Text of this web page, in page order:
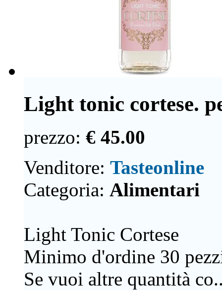
Light tonic cortese.
prezzo: € 45.00
Venditore: Tasteonline
Categoria: Alimentari
Light Tonic Cortese
Minimo d'ordine 30
Se vuoi altre quantità